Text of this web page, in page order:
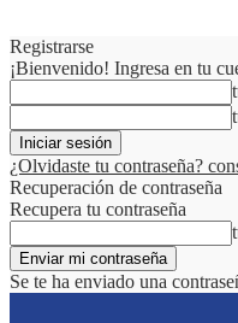
Registrarse
¡Bienvenido! Ingresa en tu
¿Olvidaste tu contraseña?
Recuperación de contraseña
Recupera tu contraseña
Se te ha enviado una